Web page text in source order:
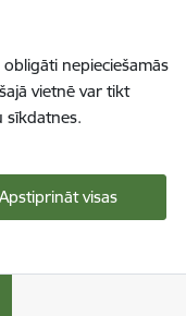
nepieciešamās
vietnē var tikt
sīkdatnes.
Apstiprināt visas